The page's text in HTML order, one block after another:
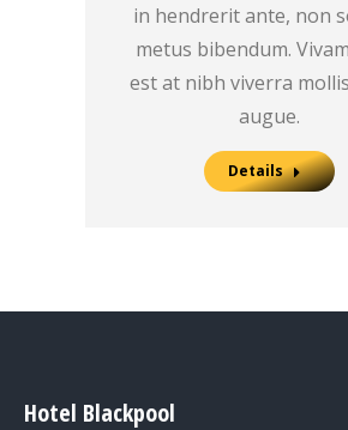
in hendrerit ante, non
metus bibendum.
est at nibh viverra
augue.
Details
Hotel Blackpool